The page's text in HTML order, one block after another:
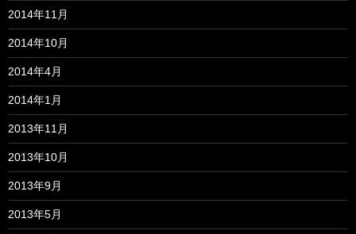
2014年11月
2014年10月
2014年4月
2014年1月
2013年11月
2013年10月
2013年9月
2013年5月